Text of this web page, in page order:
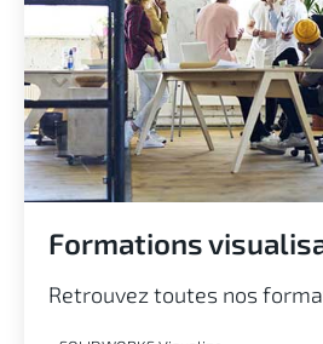
Formations
Retrouvez toutes nos